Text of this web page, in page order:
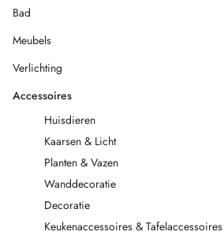
Bad
Meubels
Verlichting
Accessoires
Huisdieren
Kaarsen & Licht
Planten & Vazen
Wanddecoratie
Decoratie
Keukenaccessoires & Tafelaccessoires